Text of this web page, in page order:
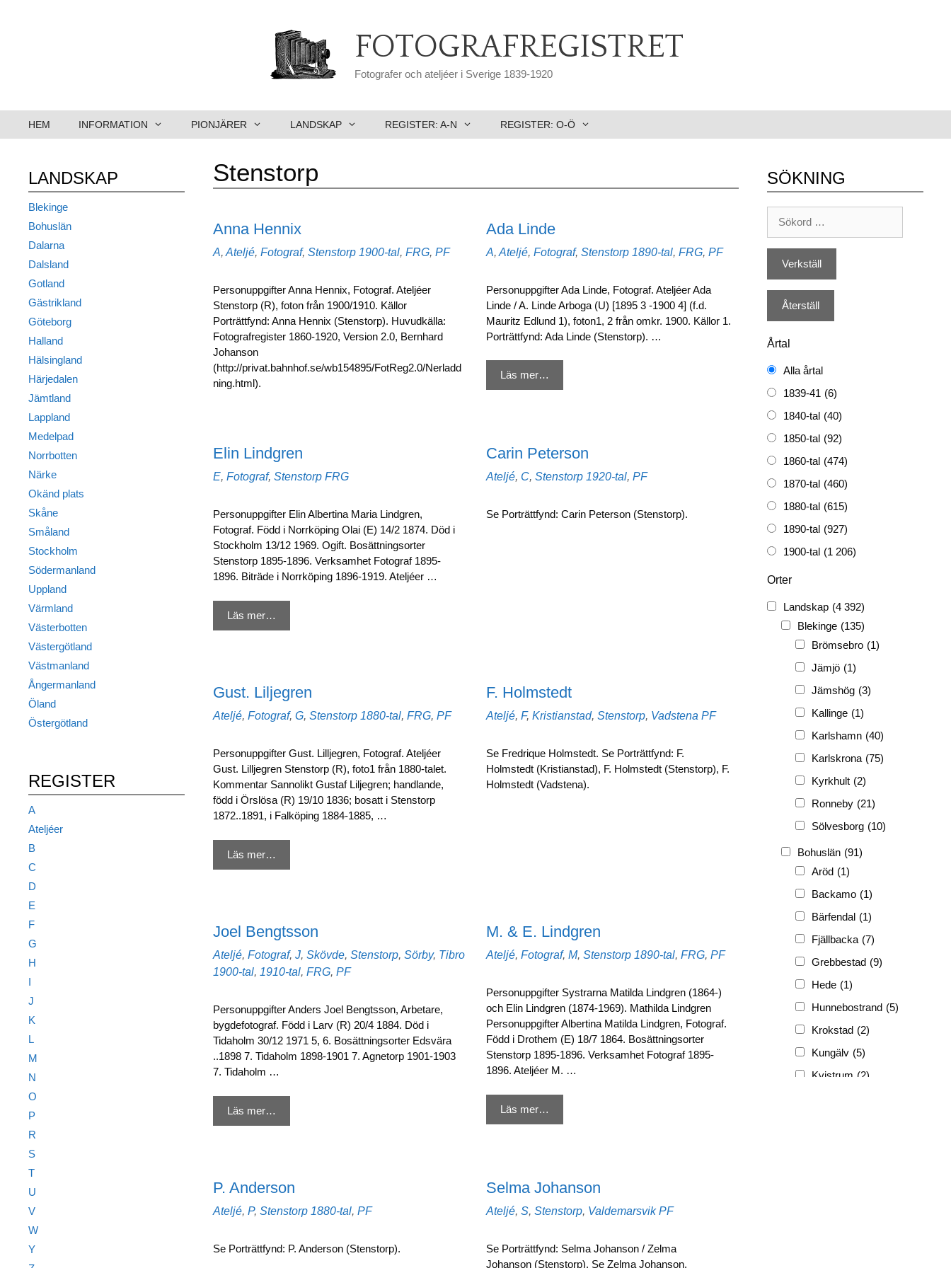
FOTOGRAFREGISTRET
Fotografer och ateljéer i Sverige 1839-1920
HEM INFORMATION PIONJÄRER LANDSKAP REGISTER: A-N REGISTER: O-Ö
Stenstorp
Anna Hennix
Kategorier
A, Ateljé, Fotograf, Stenstorp Etiketter
1900-tal, FRG, PF
Personuppgifter Anna Hennix, Fotograf. Ateljéer
Stenstorp (R), foton från 1900/1910. Källor
Porträttfynd: Anna Hennix (Stenstorp). Huvudkälla:
Fotografregister 1860-1920, Version 2.0, Bernhard
Johanson
(http://privat.bahnhof.se/wb154895/FotReg2.0/Nerladd
ning.html).
Ada Linde
Kategorier
A, Ateljé, Fotograf, Stenstorp Etiketter
1890-tal, FRG, PF
Personuppgifter Ada Linde, Fotograf. Ateljéer Ada
Linde / A. Linde Arboga (U) [1895 3 -1900 4] (f.d.
Mauritz Edlund 1), foton1, 2 från omkr. 1900. Källor 1.
Porträttfynd: Ada Linde (Stenstorp). …
Läs mer…
Elin Lindgren
Kategorier
E, Fotograf, Stenstorp Etiketter
FRG
Personuppgifter Elin Albertina Maria Lindgren,
Fotograf. Född i Norrköping Olai (E) 14/2 1874. Död i
Stockholm 13/12 1969. Ogift. Bosättningsorter
Stenstorp 1895-1896. Verksamhet Fotograf 1895-
1896. Biträde i Norrköping 1896-1919. Ateljéer …
Läs mer…
Carin Peterson
Kategorier
Ateljé, C, Stenstorp Etiketter
1920-tal, PF
Se Porträttfynd: Carin Peterson (Stenstorp).
Gust. Liljegren
Kategorier
Ateljé, Fotograf, G, Stenstorp Etiketter
1880-tal, FRG, PF
Personuppgifter Gust. Lilljegren, Fotograf. Ateljéer
Gust. Lilljegren Stenstorp (R), foto1 från 1880-talet.
Kommentar Sannolikt Gustaf Liljegren; handlande,
född i Örslösa (R) 19/10 1836; bosatt i Stenstorp
1872..1891, i Falköping 1884-1885, …
Läs mer…
F. Holmstedt
Kategorier
Ateljé, F, Kristianstad, Stenstorp, Vadstena Etiketter
PF
Se Fredrique Holmstedt. Se Porträttfynd: F.
Holmstedt (Kristianstad), F. Holmstedt (Stenstorp), F.
Holmstedt (Vadstena).
Joel Bengtsson
Kategorier
Ateljé, Fotograf, J, Skövde, Stenstorp, Sörby, Tibro
Etiketter
1900-tal, 1910-tal, FRG, PF
Personuppgifter Anders Joel Bengtsson, Arbetare,
bygdefotograf. Född i Larv (R) 20/4 1884. Död i
Tidaholm 30/12 1971 5, 6. Bosättningsorter Edsvära
..1898 7. Tidaholm 1898-1901 7. Agnetorp 1901-1903
7. Tidaholm …
Läs mer…
M. & E. Lindgren
Kategorier
Ateljé, Fotograf, M, Stenstorp Etiketter
1890-tal, FRG, PF
Personuppgifter Systrarna Matilda Lindgren (1864-)
och Elin Lindgren (1874-1969). Mathilda Lindgren
Personuppgifter Albertina Matilda Lindgren, Fotograf.
Född i Drothem (E) 18/7 1864. Bosättningsorter
Stenstorp 1895-1896. Verksamhet Fotograf 1895-
1896. Ateljéer M. …
Läs mer…
P. Anderson
Kategorier
Ateljé, P, Stenstorp Etiketter
1880-tal, PF
Se Porträttfynd: P. Anderson (Stenstorp).
Selma Johanson
Kategorier
Ateljé, S, Stenstorp, Valdemarsvik Etiketter
PF
Se Porträttfynd: Selma Johanson / Zelma
Johanson (Stenstorp). Se Zelma Johanson.
LANDSKAP
Blekinge
Bohuslän
Dalarna
Dalsland
Gotland
Gästrikland
Göteborg
Halland
Hälsingland
Härjedalen
Jämtland
Lappland
Medelpad
Norrbotten
Närke
Okänd plats
Skåne
Småland
Stockholm
Södermanland
Uppland
Värmland
Västerbotten
Västergötland
Västmanland
Ångermanland
Öland
Östergötland
REGISTER
A
Ateljéer
B
C
D
E
F
G
H
I
J
K
L
M
N
O
P
R
S
T
U
V
W
Y
SÖKNING
Årtal
Alla årtal
1839-41 (6)
1840-tal (40)
1850-tal (92)
1860-tal (474)
1870-tal (460)
1880-tal (615)
1890-tal (927)
1900-tal (1 206)
FH
(338)
FRG
(3 189)
PF (3 882)
PIONJÄR (129)
Orter
Landskap (4 392)
Blekinge (135)
Brömsebro (1)
Jämjö (1)
Jämshög (3)
Kallinge (1)
Karlshamn (40)
Karlskrona (75)
Kyrkhult (2)
Ronneby (21)
Sölvesborg (10)
Bohuslän (91)
Aröd (1)
Backamo (1)
Bärfendal (1)
Fjällbacka (7)
Grebbestad (9)
Hede (1)
Hunnebostrand (5)
Krokstad (2)
Kungälv (5)
Kvistrum (2)